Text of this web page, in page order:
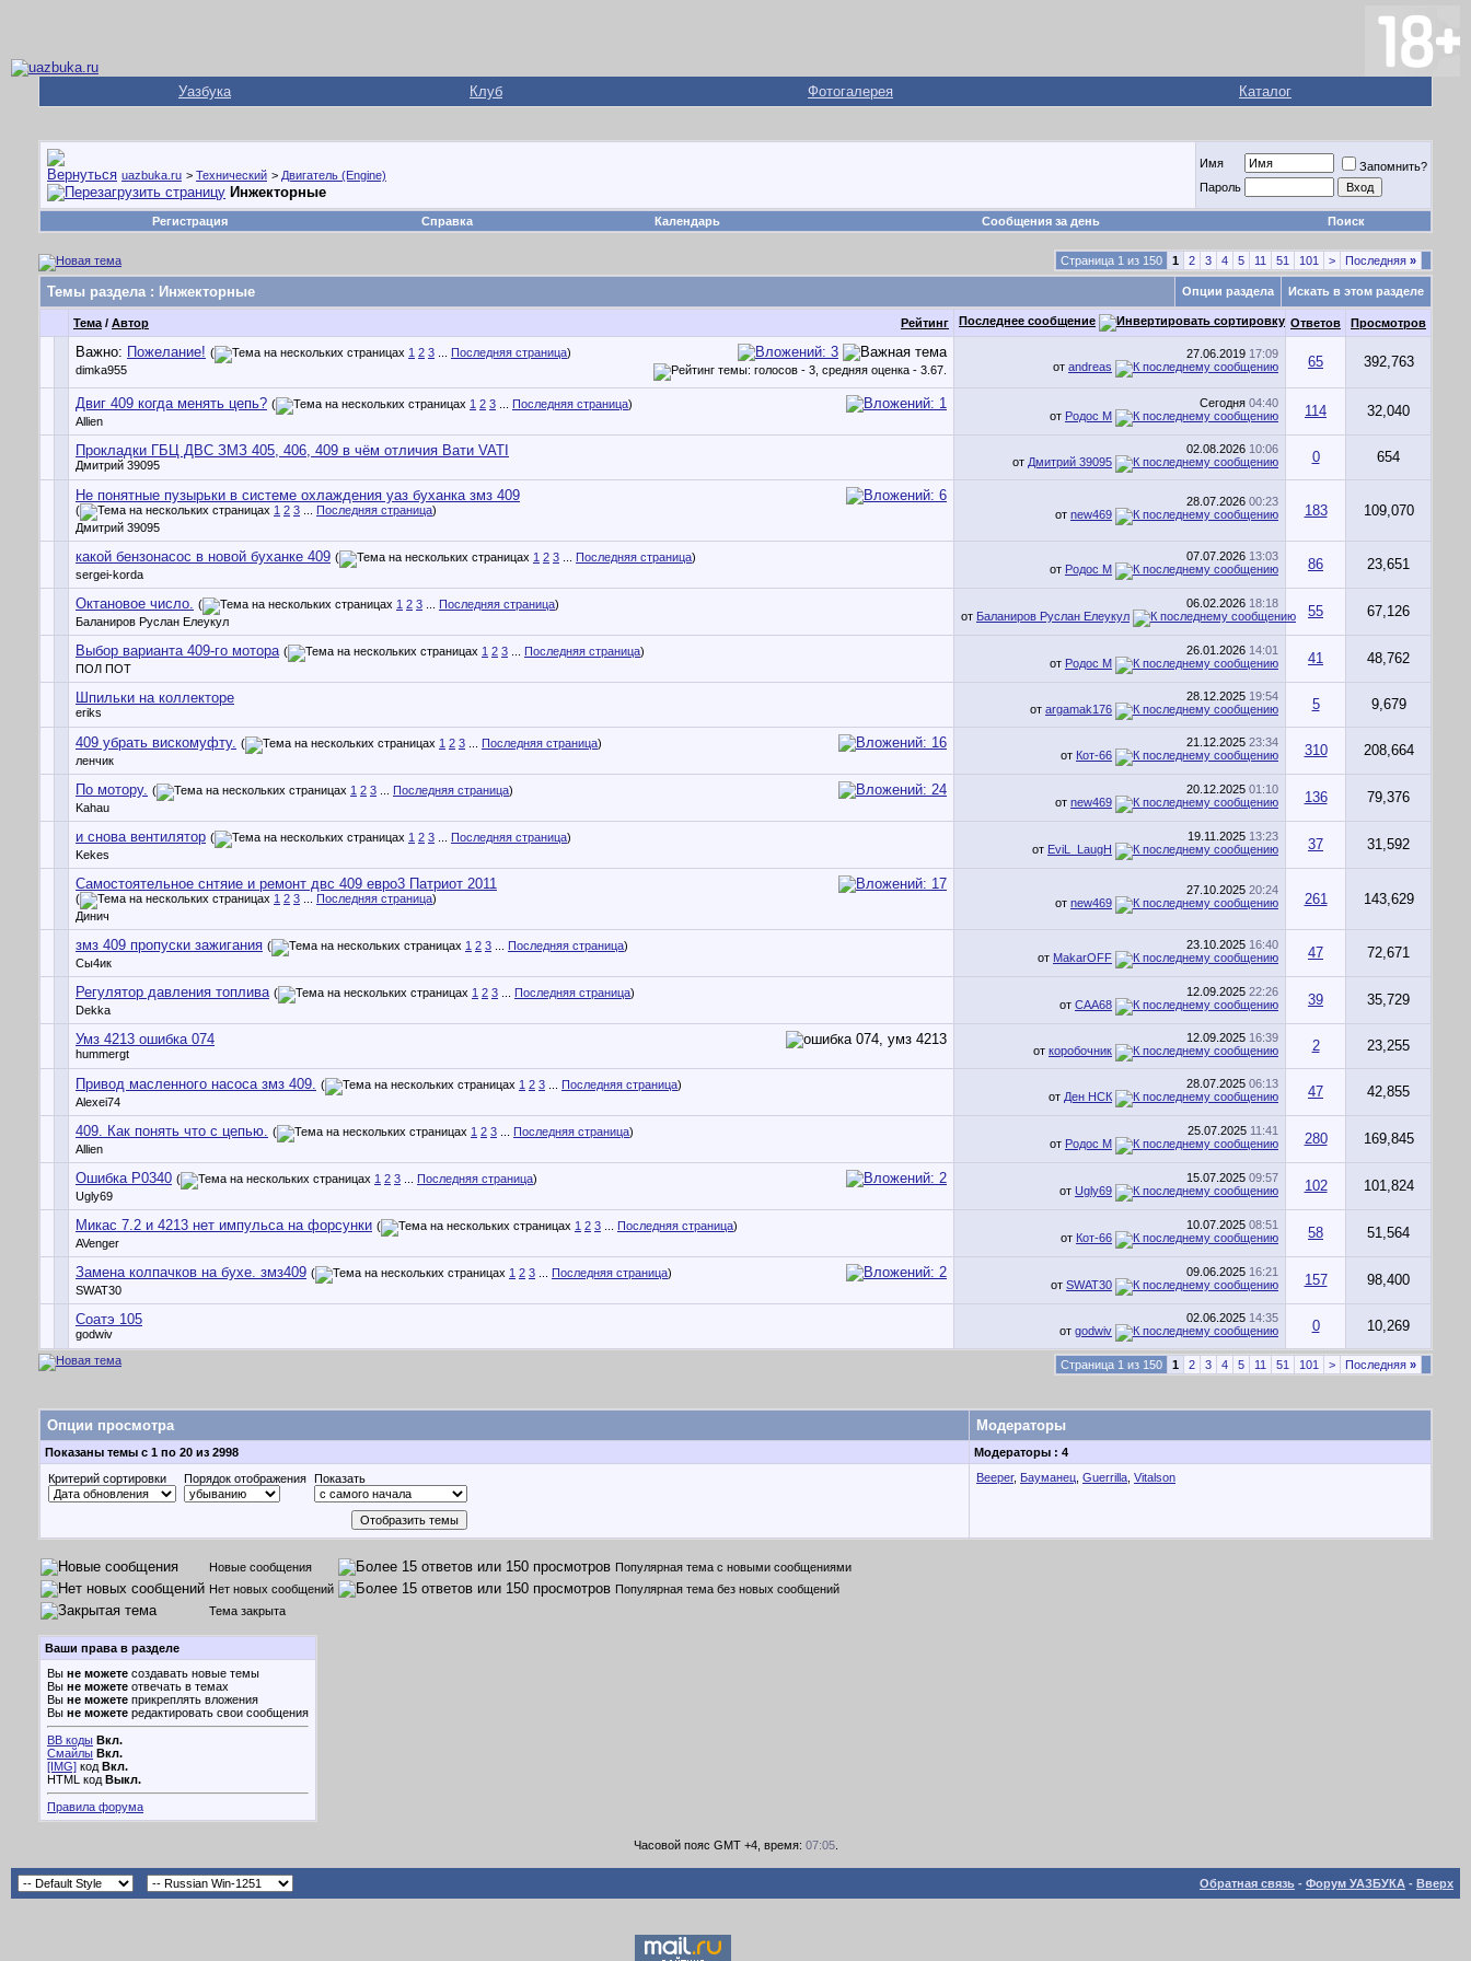
Уазбука Клуб Фотогалерея Каталог
uazbuka.ru > Технический > Двигатель (Engine)
Инжекторные
Имя
Запомнить?
Пароль
Регистрация Справка Календарь Сообщения за день Поиск
Страница 1 из 150 1 2 3 4 5 11 51 101 > Последняя »
Темы раздела: Инжекторные Опции раздела Искать в этом разделе
Рейтинг
Тема / Автор Последнее сообщение Ответов Просмотров
Важно: Пожелание! ( 1 2 3 Последняя страница)
dimka955
27.06.2019 17:09
от andreas 65 392,763
Двиг 409 когда менять цепь? ( 1 2 3 Последняя страница)
Allien
Сегодня 04:40
от Родос М 114 32,040
Прокладки ГБЦ ДВС ЗМЗ 405, 406, 409 в чём отличия Вати VATI
Дмитрий 39095
02.08.2026 10:06
от Дмитрий 39095 0 654
Не понятные пузырьки в системе охлаждения уаз буханка змз 409
( 1 2 3 Последняя страница)
Дмитрий 39095
28.07.2026 00:23
от new469 183 109,070
какой бензонасос в новой буханке 409 ( 1 2 3 Последняя страница)
sergei-korda
07.07.2026 13:03
от Родос М 86 23,651
Октановое число. ( 1 2 3 Последняя страница)
Баланиров Руслан Елеукул
06.02.2026 18:18
от Баланиров Руслан Елеукул 55 67,126
Выбор варианта 409-го мотора ( 1 2 3 Последняя страница)
ПОЛ ПОТ
26.01.2026 14:01
от Родос М 41 48,762
Шпильки на коллекторе
eriks
28.12.2025 19:54
от argamak176 5 9,679
409 убрать вискомуфту. ( 1 2 3 Последняя страница)
ленчик
21.12.2025 23:34
от Кот-66 310 208,664
По мотору. ( 1 2 3 Последняя страница)
Kahau
20.12.2025 01:10
от new469 136 79,376
и снова вентилятор ( 1 2 3 Последняя страница)
Kekes
19.11.2025 13:23
от EviL_LaugH 37 31,592
Самостоятельное снтяие и ремонт двс 409 евро3 Патриот 2011
( 1 2 3 Последняя страница)
Динич
27.10.2025 20:24
от new469 261 143,629
змз 409 пропуски зажигания ( 1 2 3 Последняя страница)
Сы4ик
23.10.2025 16:40
от MakarOFF 47 72,671
Регулятор давления топлива ( 1 2 3 Последняя страница)
Dekka
12.09.2025 22:26
от CAA68 39 35,729
Умз 4213 ошибка 074
hummergt
12.09.2025 16:39
от коробочник 2 23,255
Привод масленного насоса змз 409. ( 1 2 3 Последняя страница)
Alexei74
28.07.2025 06:13
от Ден НСК 47 42,855
409. Как понять что с цепью. ( 1 2 3 Последняя страница)
Allien
25.07.2025 11:41
от Родос М 280 169,845
Ошибка P0340 ( 1 2 3 Последняя страница)
Ugly69
15.07.2025 09:57
от Ugly69 102 101,824
Микас 7.2 и 4213 нет импульса на форсунки ( 1 2 3 Последняя страница)
AVenger
10.07.2025 08:51
от Кот-66 58 51,564
Замена колпачков на бухе. змз409 ( 1 2 3 Последняя страница)
SWAT30
09.06.2025 16:21
от SWAT30 157 98,400
Соатэ 105
godwiv
02.06.2025 14:35
от godwiv 0 10,269
Страница 1 из 150 1 2 3 4 5 11 51 101 > Последняя »
Опции просмотра Модераторы
Показаны темы с 1 по 20 из 2998
Модераторы : 4
Критерий сортировки
Порядок отображения Показать Beeper, Бауманец Guerrilla Vitalson
Новые сообщения
Популярная тема с новыми сообщениями
Нет новых сообщений
Популярная тема без новых сообщений
Тема закрыта
Ваши права в разделе
Вы не можете создавать новые темы
Вы не можете отвечать в темах
Вы не можете прикреплять вложения
Вы не можете редактировать свои сообщения
BB коды Вкл.
Смайлы Вкл.
[IMG] код Вкл.
HTML код Выкл.
Правила форума
Часовой пояс GMT +4, время: 07:05.
Обратная связь - Форум УАЗБУКА - Вверх